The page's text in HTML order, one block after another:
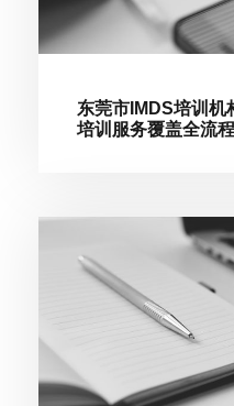
东莞市IMDS培训机
培训服务覆盖全流